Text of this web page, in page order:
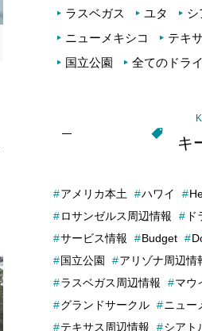
ラスベガス
ユタ シ
ニューメキシコ
テキ
国立公園
全てのドラ
キ
アメリカ本土 ハワイ
ロサンゼルス周辺情報
サービス情報
Budget
国立公園
アリゾナ周辺情
ラスベガス周辺情報
マウ
グランドサークル
ニュー
テキサス周辺情報
シアト